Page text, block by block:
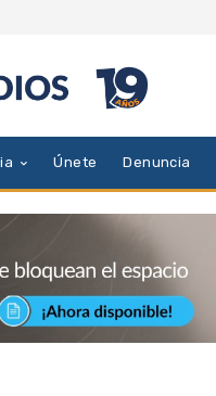
Únete Denuncia